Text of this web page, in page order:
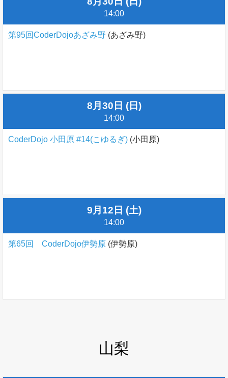
14:00
第95回CoderDojoあざみ野 (あざみ野)
8月30日 (日)
14:00
CoderDojo 小田原 #14(こゆるぎ) (小田原)
9月12日 (土)
14:00
第65回 CoderDojo伊勢原 (伊勢原)
山梨